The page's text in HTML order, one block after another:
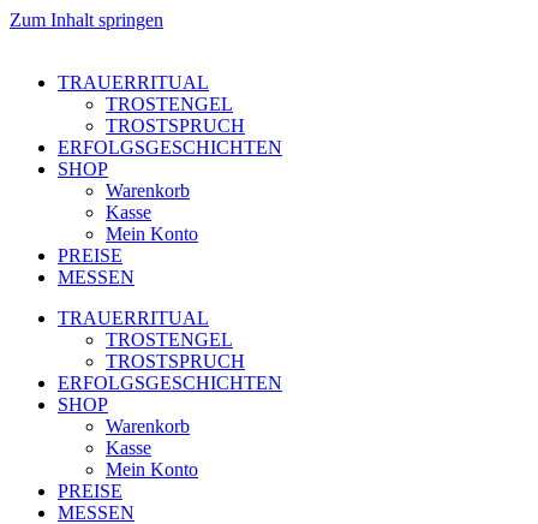
Zum Inhalt springen
TRAUERRITUAL
TROSTENGEL
TROSTSPRUCH
ERFOLGSGESCHICHTEN
SHOP
Warenkorb
Kasse
Mein Konto
PREISE
MESSEN
TRAUERRITUAL
TROSTENGEL
TROSTSPRUCH
ERFOLGSGESCHICHTEN
SHOP
Warenkorb
Kasse
Mein Konto
PREISE
MESSEN